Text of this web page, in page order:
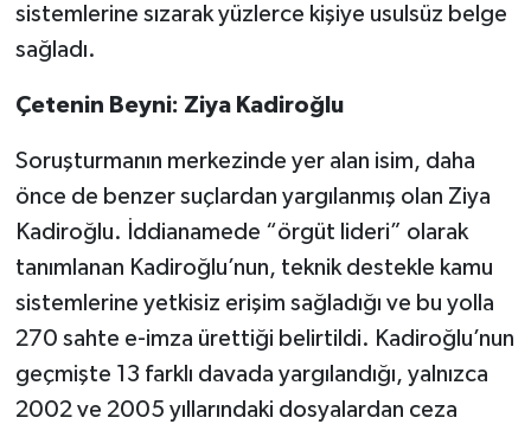
sistemlerine sızarak yüzlerce kişiye usulsüz belge
sağladı.
Çetenin Beyni: Ziya Kadiroğlu
Soruşturmanın merkezinde yer alan isim, daha
önce de benzer suçlardan yargılanmış olan Ziya
Kadiroğlu. İddianamede “örgüt lideri” olarak
tanımlanan Kadiroğlu’nun, teknik destekle kamu
sistemlerine yetkisiz erişim sağladığı ve bu yolla
270 sahte e-imza ürettiği belirtildi. Kadiroğlu’nun
geçmişte 13 farklı davada yargılandığı, yalnızca
2002 ve 2005 yıllarındaki dosyalardan ceza